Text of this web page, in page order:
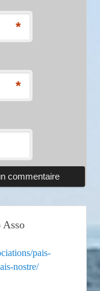
*
*
Asso
pais-
nostre/